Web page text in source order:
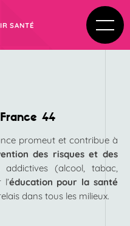
SANTÉ
44
promeut et contribue à
des risques et des
addictives (alcool, tabac,
éducation pour la santé
dans tous les milieux.